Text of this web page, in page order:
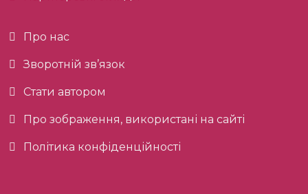
Про нас
Зворотній зв’язок
Стати автором
Про зображення, використані на сайті
Політика конфіденційності